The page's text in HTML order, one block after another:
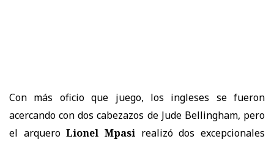
Con más oficio que juego, los ingleses se fueron
acercando con dos cabezazos de Jude Bellingham, pero
el arqueroLionel Mpasi realizó dos excepcionales